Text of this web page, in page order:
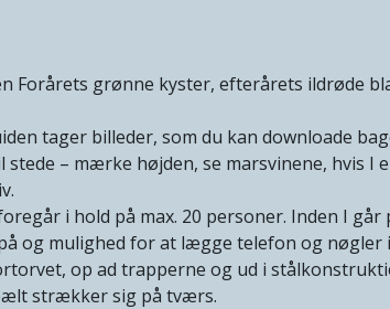
Forårets grønne kyster, efterårets ildrøde
tager billeder, som du kan downloade
– mærke højden, se marsvinene, hvis I
i hold på max. 20 personer. Inden I går
og mulighed for at lægge telefon og nøgler
op ad trapperne og ud i
strækker sig på tværs.